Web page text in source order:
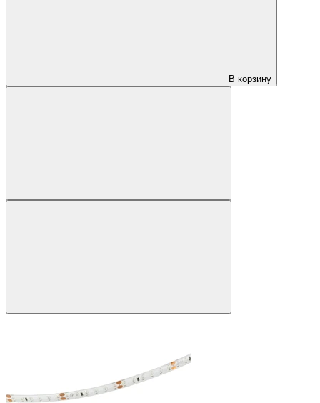
В корзину